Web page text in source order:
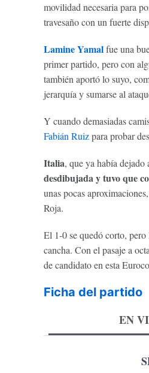
movilidad necesaria para
travesaño con un fuerte
Lamine Yamalfue una
primer partido, pero con
también aportó lo suyo,
jerarquía y sumarse al
Y cuando demasiadas
Fabián Ruizpara probar
Italia, que ya había dejado
desdibujada y tuvo que
unas pocas
Roja.
El 1-0 se quedó corto,
cancha. Con el pasaje a
de candidato en esta
Ficha del partido